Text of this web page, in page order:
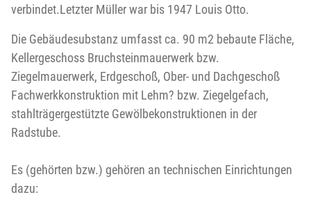
verbindet.Letzter Müller war bis 1947 Louis Otto.
Die Gebäudesubstanz umfasst ca. 90 m2 bebaute Fläche,
Kellergeschoss Bruchsteinmauerwerk bzw.
Ziegelmauerwerk, Erdgeschoß, Ober- und Dachgeschoß
Fachwerkkonstruktion mit Lehm? bzw. Ziegelgefach,
stahlträgergestützte Gewölbekonstruktionen in der
Radstube.
Es (gehörten bzw.) gehören an technischen Einrichtungen
dazu: